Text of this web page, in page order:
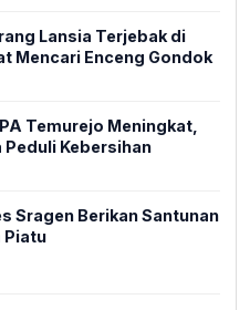
Lansia Terjebak di
Mencari Enceng Gondok
Temurejo Meningkat,
Kebersihan
Sragen Berikan Santunan
Piatu